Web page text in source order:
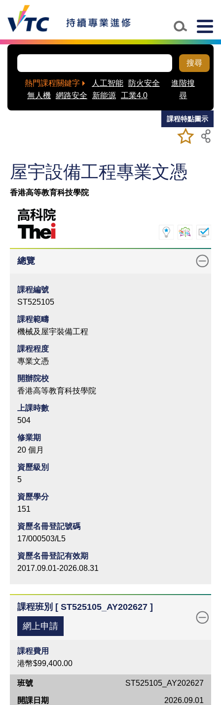
Skip to main content
搜尋
熱門課程關鍵字 人工智能
防火安全
無人機 網路安全 新能源 工業4.0
進階搜
尋
加入/移除
我喜愛的
儲存課程
屋宇設備工程專業文憑
香港高等教育科技學院
總覽
課程編號
ST525105
課程範疇
機械及屋宇裝備工程
課程程度
專業文憑
開辦院校
香港高等教育科技學院
上課時數
504
修業期
20 個月
資歷級別
5
資歷學分
151
資歷名冊登記號碼
17/000503/L5
資歷名冊登記有效期
2017.09.01-2026.08.31
課程班別 [ ST525105_AY202627 ]
網上申請
課程費用
港幣$99,400.00
班
號
ST525105_AY202627
2026.09.01
課程特點圖示